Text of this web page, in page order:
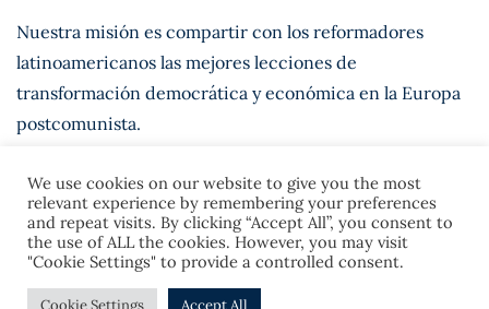
Nuestra misión es compartir con los reformadores
latinoamericanos las mejores lecciones de
transformación democrática y económica en la Europa
postcomunista.
© 2026 Casla Institute
We use cookies on our website to give you the most
relevant experience by remembering your preferences
and repeat visits. By clicking “Accept All”, you consent to
the use of ALL the cookies. However, you may visit
"Cookie Settings" to provide a controlled consent.
Cookie Settings Accept All